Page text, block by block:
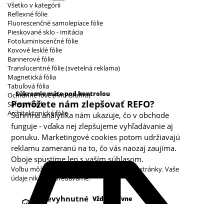
Všetko v kategórii
Reflexné fólie
Fluorescenčné samolepiace fólie
Pieskované sklo - imitácia
Fotoluminiscenčné fólie
Kovové lesklé fólie
Bannerové fólie
Translucentné fólie (svetelná reklama)
Magnetická fólia
Tabuľová fólia
Ochranné fólie (Anti Graffiti)
Safety Vinyl
Architektonické fólie
Súkromie máte pod kontrolou
Pomôžete nám zlepšovať REFO?
Súhrnná analytika nám ukazuje, čo v obchode
funguje - vďaka nej zlepšujeme vyhľadávanie aj
ponuku. Marketingové cookies potom udržiavajú
reklamu zameranú na to, čo vás naozaj zaujíma.
Oboje spustíme len s vaším súhlasom.
Voľbu môžete kedykoľvek zmeniť v pätičke stránky. Vaše
údaje nikdy nepredávame.
Kategórie cookies
Nevyhnutné Vždy aktívne